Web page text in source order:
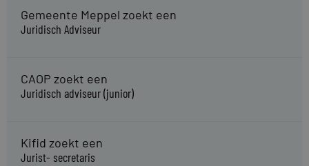
Gemeente Meppel zoekt een
Juridisch Adviseur
CAOP zoekt een
Juridisch adviseur (junior)
Kifid zoekt een
Jurist- secretaris